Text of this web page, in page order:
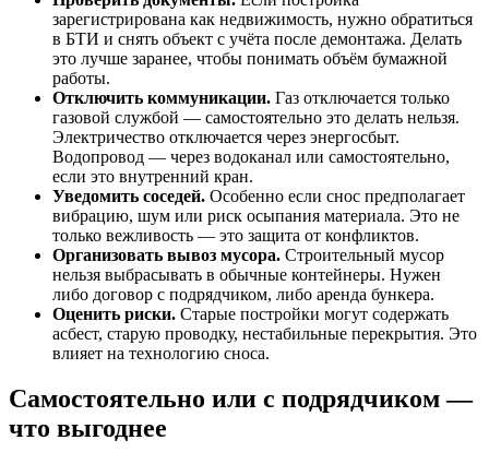
зарегистрирована как недвижимость, нужно обратиться
в БТИ и снять объект с учёта после демонтажа. Делать
это лучше заранее, чтобы понимать объём бумажной
работы.
Отключить коммуникации. Газ отключается только
газовой службой — самостоятельно это делать нельзя.
Электричество отключается через энергосбыт.
Водопровод — через водоканал или самостоятельно,
если это внутренний кран.
Уведомить соседей. Особенно если снос предполагает
вибрацию, шум или риск осыпания материала. Это не
только вежливость — это защита от конфликтов.
Организовать вывоз мусора. Строительный мусор
нельзя выбрасывать в обычные контейнеры. Нужен
либо договор с подрядчиком, либо аренда бункера.
Оценить риски. Старые постройки могут содержать
асбест, старую проводку, нестабильные перекрытия. Это
влияет на технологию сноса.
Самостоятельно или с подрядчиком —
что выгоднее